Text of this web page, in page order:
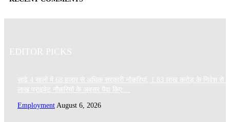
EDITOR PICKS
साढ़े 4 सालों में 68 हजार से अधिक सरकारी नौकरियां, 1.83 लाख करोड़ के निवेश से
लाख प्राइवेट नौकरियों के अवसर पैदा किए:...
Employment August 6, 2026